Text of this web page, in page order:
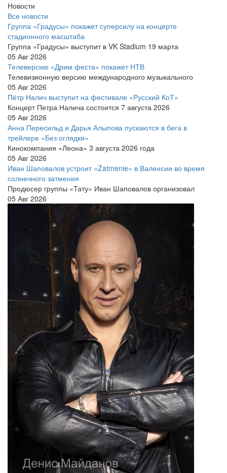
Новости
Все новости
Группа «Градусы» покажет суперсилу на концерте
стадионного масштаба
Группа «Градусы» выступит в VK Stadium 19 марта
05 Авг 2026
Телеверсию «Дрим феста» покажет НТВ
Телевизионную версию международного музыкального
05 Авг 2026
Пётр Налич выступит на фестивале «Русский КоТ»
Концерт Петра Налича состоится 7 августа 2026
05 Авг 2026
Анна Пересильд и Дарья Алыпова пускаются в бега в
трейлере «Без оглядки»
Кинокомпания «Леона» 3 августа 2026 года
05 Авг 2026
Иван Шаповалов устроит «Zatmenie» в Валенсии во время
солнечного затмения
Продюсер группы «Тату» Иван Шаповалов организовал
05 Авг 2026